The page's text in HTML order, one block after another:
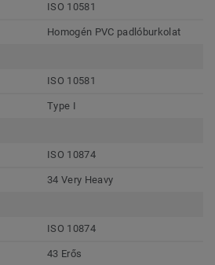
ISO 10581
Homogén PVC padlóburkolat
ISO 10581
Type I
ISO 10874
34 Very Heavy
ISO 10874
43 Erős